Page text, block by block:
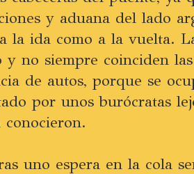
y aduana del lado
la ida como a la vuelta.
y no siempre coinciden
de autos, porque se
por unos burócratas
conocieron.
uno espera en la cola